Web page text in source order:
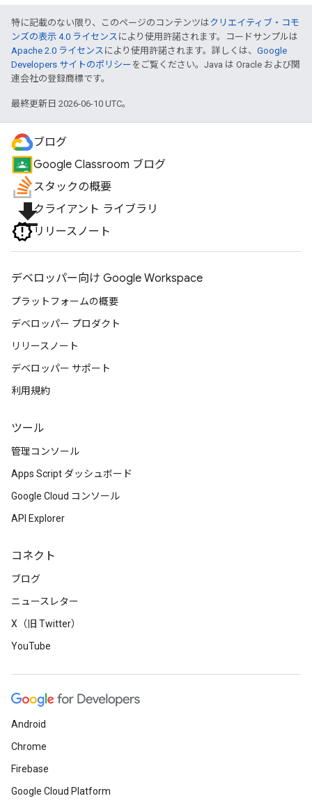
特に記載のない限り、このページのコンテンツはクリエイティブ・コモ
ンズの表示 4.0 ライセンス により使用許諾されます。コードサンプルは
Apache 2.0 ライセンス により使用許諾されます。詳しくは、 Google
Developers サイトのポリシー をご覧ください。Java は Oracle および関
連会社の登録商標です。
最終更新日 2026-06-10 UTC。
ブログ
Google Classroom ブログ
スタックの概要
file_downloadクライアント ライブラリ
リリースノート
デベロッパー向け Google Workspace
プラットフォームの概要
デベロッパー プロダクト
リリースノート
デベロッパー サポート
利用規約
ツール
管理コンソール
Apps Script ダッシュボード
Google Cloud コンソール
API Explorer
コネクト
ブログ
ニュースレター
X（旧 Twitter）
YouTube
Android
Chrome
Firebase
Google Cloud Platform